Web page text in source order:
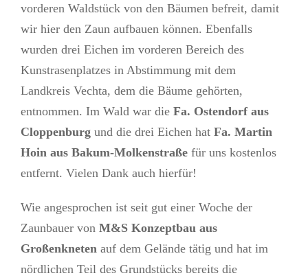
vorderen Waldstück von den Bäumen befreit, damit
wir hier den Zaun aufbauen können. Ebenfalls
wurden drei Eichen im vorderen Bereich des
Kunstrasenplatzes in Abstimmung mit dem
Landkreis Vechta, dem die Bäume gehörten,
entnommen. Im Wald war die Fa. Ostendorf aus
Cloppenburg und die drei Eichen hat Fa. Martin
Hoin aus Bakum-Molkenstraße für uns kostenlos
entfernt. Vielen Dank auch hierfür!
Wie angesprochen ist seit gut einer Woche der
Zaunbauer von M&S Konzeptbau aus
Großenkneten auf dem Gelände tätig und hat im
nördlichen Teil des Grundstücks bereits die